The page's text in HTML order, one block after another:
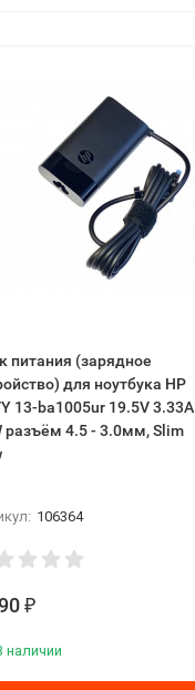
питaния (зарядное
для ноутбука НР
13-bа1005ur 19.5V 3.33А
разъём 4.5 - 3.0мм, Ѕlіm
106364
₽
наличии